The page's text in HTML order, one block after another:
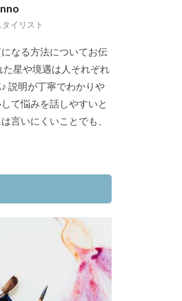
イリスト
なる方法についてお伝
た星や境遇は人それぞれ
説明が丁寧でわかりや
て悩みを話しやすいと
言いにくいことでも、